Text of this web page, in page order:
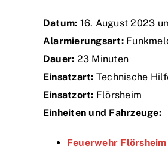
Datum: 16. August 2023
Alarmierungsart:
Dauer: 23 Minuten
Einsatzart: Technische
Einsatzort: Flörsheim
Einheiten und Fahrzeuge:
Feuerwehr